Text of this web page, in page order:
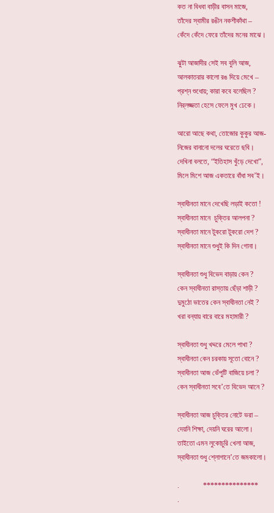
কত না বিধবা বাড়ীর বাসন মাজে,
তাঁদের স্বামীর রঙীন নকশীকাঁথা –
কেঁদে কেঁদে ফেরে তাঁদের মনের মাঝে।
ঝুটা আজাদীর সেই সব বুলি আজ,
আলকাতরার কালো রঙ দিয়ে মেখে –
প্রশ্ন শুধোয়; কারা কবে বলেছিল ?
নির্‌লজ্জতা হেসে ফেলে মুখ ঢেকে।
আরো আছে কথা, তোজোর কুকুর আজ-
নিজের বানানো দলের ঘরেতে ছবি।
দেখিনা বলতে, “ইতিহাস খুঁড়ে দেখো”,
মিলে মিশে আজ একতারে বাঁধা সব’ই।
স্বাধীনতা মানে দেখেছি লড়াই কতো !
স্বাধীনতা মানে চুক্তির আলপনা ?
স্বাধীনতা মানে টুকরো টুকরো দেশ ?
স্বাধীনতা মানে শুধুই কি দিন গোনা।
স্বাধীনতা শুধু বিভেদ বাড়ায় কেন ?
কেন স্বাধীনতা রাস্তায় ছেঁড়া শাড়ী ?
দুমুঠো ভাতের কেন স্বাধীনতা নেই ?
খরা বন্যায় বারে বারে মহামারী ?
স্বাধীনতা শুধু খদ্দরে মেলে পাখা ?
স্বাধীনতা কেন চরকায় সূতো বোনে ?
স্বাধীনতা আজ ভেঁপুটি বাজিয়ে চলা ?
কেন স্বাধীনতা সবে’তে বিভেদ আনে ?
স্বাধীনতা আজ চুক্তির নোটে ভরা –
দেয়নি শিক্ষা, দেয়নি ঘরের আলো।
তাইতো এমন লুকোচুরি খেলা আজ,
স্বাধীনতা শুধু শ্লোগানে’তে জমকালো।
. ***************